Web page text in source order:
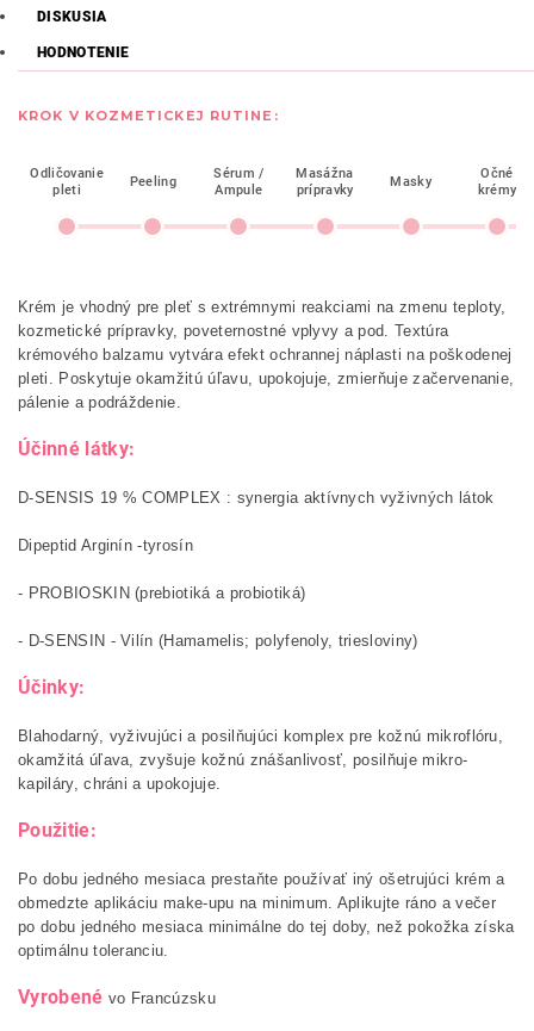
DISKUSIA
HODNOTENIE
KROK V KOZMETICKEJ RUTINE:
Odličovanie
pleti
Peeling
Sérum /
Ampule
Masážna
prípravky
Masky
Očné
krémy
Krém je vhodný pre pleť s extrémnymi reakciami na zmenu teploty,
kozmetické prípravky, poveternostné vplyvy a pod. Textúra
krémového balzamu vytvára efekt ochrannej náplasti na poškodenej
pleti. Poskytuje okamžitú úľavu, upokojuje, zmierňuje začervenanie,
pálenie a podráždenie.
Účinné látky:
D-SENSIS 19 % COMPLEX : synergia aktívnych vyživných látok
Dipeptid Arginín -tyrosín
- PROBIOSKIN (prebiotiká a probiotiká)
- D-SENSIN - Vilín (Hamamelis; polyfenoly, triesloviny)
Účinky:
Blahodarný, vyživujúci a posilňujúci komplex pre kožnú mikroflóru,
okamžitá úľava, zvyšuje kožnú znášanlivosť, posilňuje mikro-
kapiláry, chráni a upokojuje.
Použitie:
Po dobu jedného mesiaca prestaňte používať iný ošetrujúci krém a
obmedzte aplikáciu make-upu na minimum. Aplikujte ráno a večer
po dobu jedného mesiaca minimálne do tej doby, než pokožka získa
optimálnu toleranciu.
Vyrobené vo Francúzsku